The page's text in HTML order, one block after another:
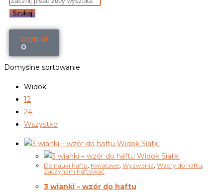
Szukaj
0,00 zł
0
Domyślne sortowanie
Widok:
12
24
Wszystko
Widok Siatki
Widok Siatki
Do nauki haftu, Kwiatowe, Wyzwania, Wzory do haftu,
Zaczynam haftować
3 wianki – wzór do haftu